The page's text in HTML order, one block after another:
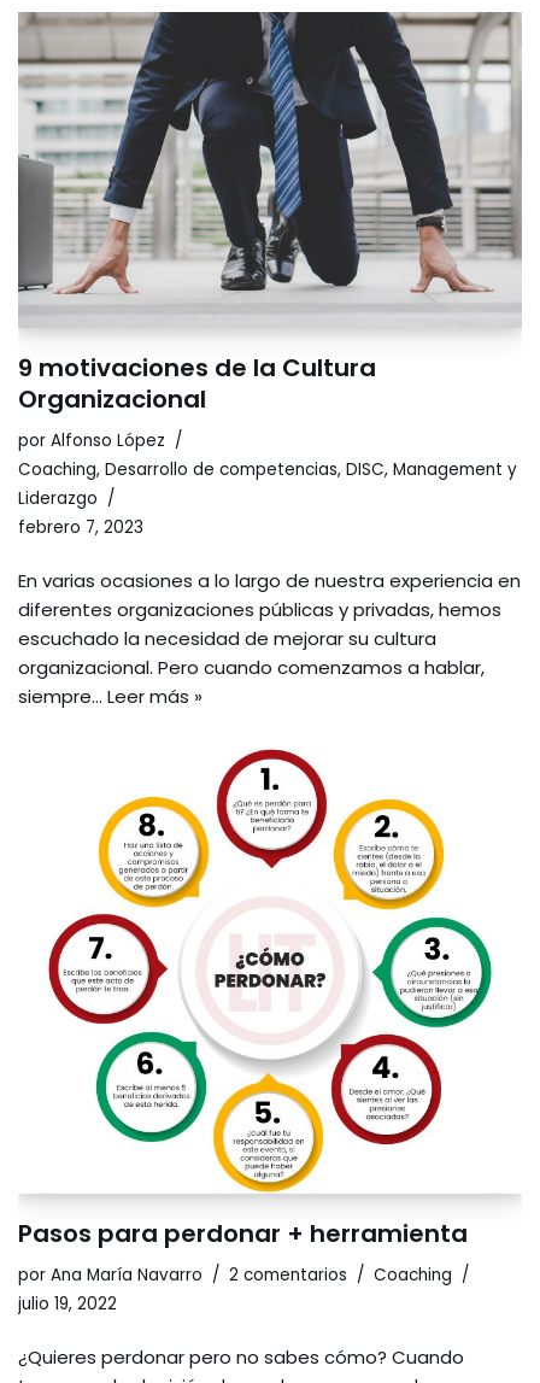
9 motivaciones de la Cultura
Organizacional
por Alfonso López
Coaching, Desarrollo de competencias, DISC, Management y
Liderazgo
febrero 7, 2023
En varias ocasiones a lo largo de nuestra experiencia en
diferentes organizaciones públicas y privadas, hemos
escuchado la necesidad de mejorar su cultura
organizacional. Pero cuando comenzamos a hablar,
siempre… Leer más »
Pasos para perdonar + herramienta
por Ana María Navarro 2 comentarios
Coaching
julio 19, 2022
¿Quieres perdonar pero no sabes cómo? Cuando